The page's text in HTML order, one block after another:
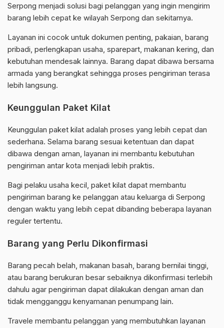
Serpong menjadi solusi bagi pelanggan yang ingin mengirim
barang lebih cepat ke wilayah Serpong dan sekitarnya.
Layanan ini cocok untuk dokumen penting, pakaian, barang
pribadi, perlengkapan usaha, sparepart, makanan kering, dan
kebutuhan mendesak lainnya. Barang dapat dibawa bersama
armada yang berangkat sehingga proses pengiriman terasa
lebih langsung.
Keunggulan Paket Kilat
Keunggulan paket kilat adalah proses yang lebih cepat dan
sederhana. Selama barang sesuai ketentuan dan dapat
dibawa dengan aman, layanan ini membantu kebutuhan
pengiriman antar kota menjadi lebih praktis.
Bagi pelaku usaha kecil, paket kilat dapat membantu
pengiriman barang ke pelanggan atau keluarga di Serpong
dengan waktu yang lebih cepat dibanding beberapa layanan
reguler tertentu.
Barang yang Perlu Dikonfirmasi
Barang pecah belah, makanan basah, barang bernilai tinggi,
atau barang berukuran besar sebaiknya dikonfirmasi terlebih
dahulu agar pengiriman dapat dilakukan dengan aman dan
tidak mengganggu kenyamanan penumpang lain.
Travele membantu pelanggan yang membutuhkan layanan